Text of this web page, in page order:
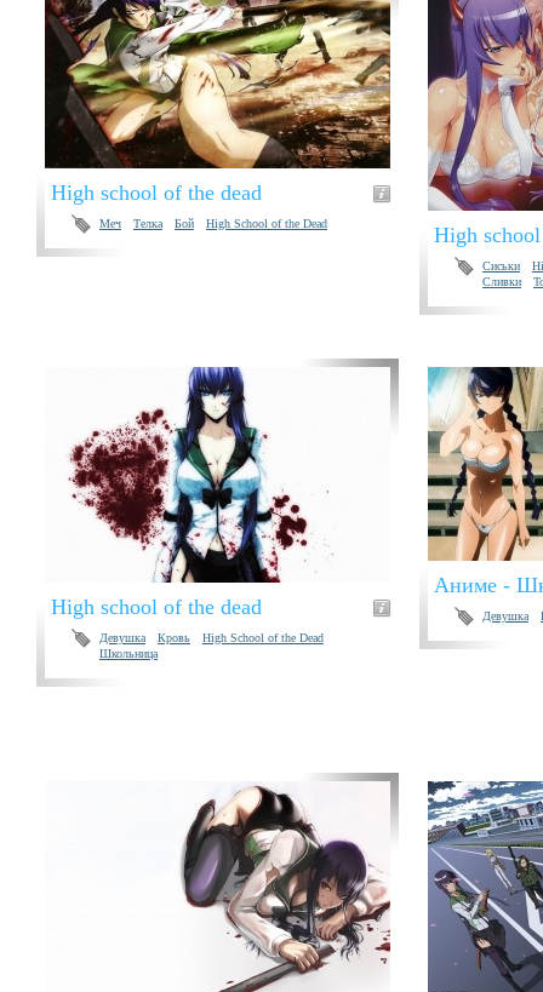
High school of the dead
Меч Телка Бой High School of the Dead High
Сиськи
Сливки
High school of the dead
Девушка Кровь
High School of the Dead
Школьница
Аниме -
Девушка